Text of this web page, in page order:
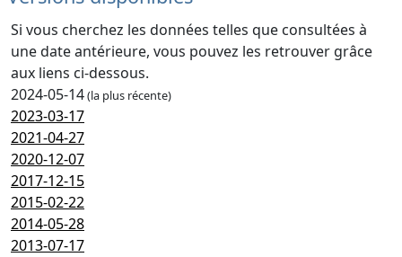
Si vous cherchez les données telles que consultées à
une date antérieure, vous pouvez les retrouver grâce
aux liens ci-dessous.
2024-05-14(la plus récente)
2023-03-17
2021-04-27
2020-12-07
2017-12-15
2015-02-22
2014-05-28
2013-07-17